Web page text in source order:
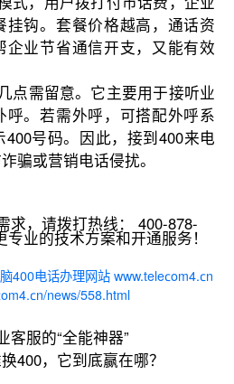
钩。套餐价格越高，通话资
企业节省通信开支，又能有效
点需留意。它主要用于接听业
呼。若需外呼，可搭配外呼系
号码。因此，接到400来电
骗或营销电话侵扰。
求，请拨打热线： 400-878-
业的技术方案和开通服务！
400电话办理网站 www.telecom4.cn
news/558.html
客服的“全能神器”
400，它到底赢在哪？